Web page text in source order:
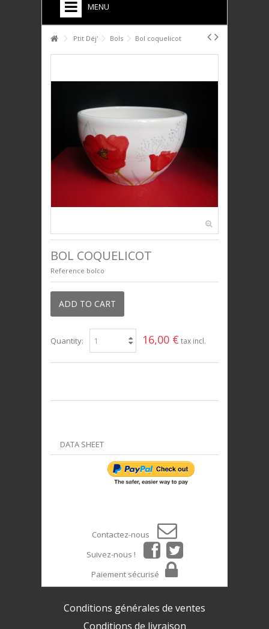
MENU
HOME
SERVICE DE TABLE
PLAQUES DÉCORATIVES
ANIMAUX
BIJOUX
Ptit Déj' Bols Bol coquelicot
BOL COQUELICOT
Reference bolco
ADD TO CART
Quantity: 16,00 € tax incl.
DATA SHEET
Contactez-nous
Suivez-nous !
Paiement sécurisé
Conditions générales de ventes
Conditions de livraison